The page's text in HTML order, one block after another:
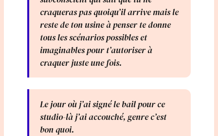
craqueras pas quoiqu’il arrive mais le
reste de ton usine à penser te donne
tous les scénarios possibles et
imaginables pour t’autoriser à
craquer juste une fois.
Le jour où j’ai signé le bail pour ce
studio-là j’ai accouché, genre c’est
bon quoi.